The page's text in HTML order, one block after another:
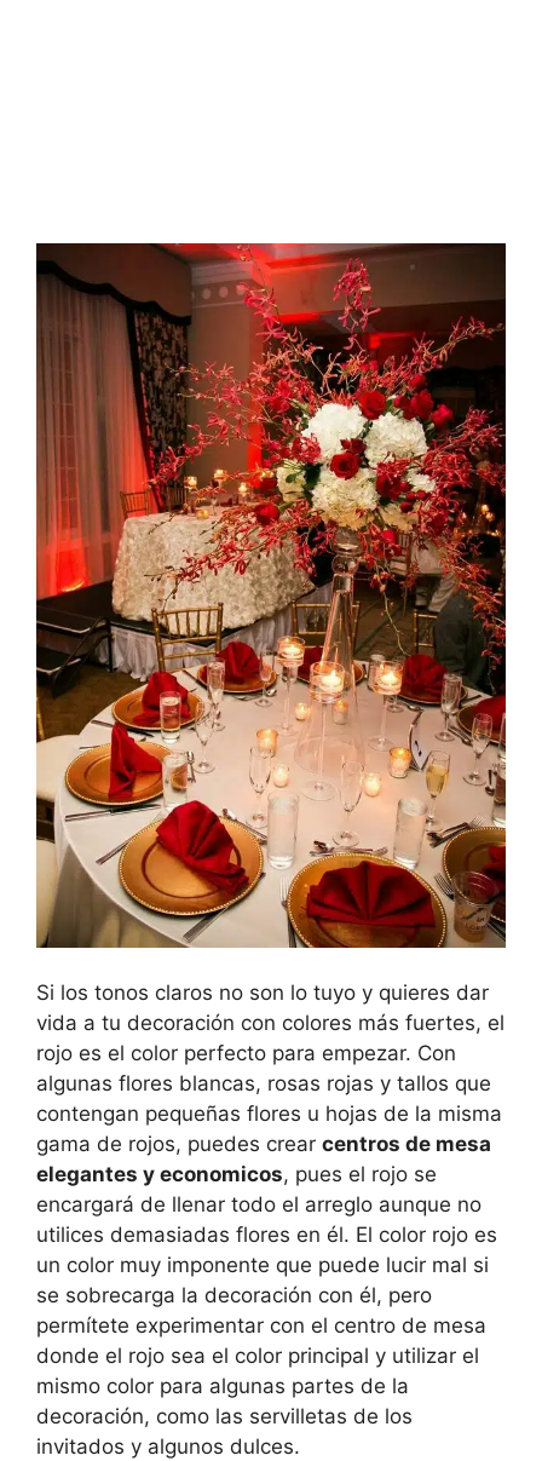
Si los tonos claros no son lo tuyo y quieres dar
vida a tu decoración con colores más fuertes, el
rojo es el color perfecto para empezar. Con
algunas flores blancas, rosas rojas y tallos que
contengan pequeñas flores u hojas de la misma
gama de rojos, puedes crear centros de mesa
elegantes y economicos, pues el rojo se
encargará de llenar todo el arreglo aunque no
utilices demasiadas flores en él. El color rojo es
un color muy imponente que puede lucir mal si
se sobrecarga la decoración con él, pero
permítete experimentar con el centro de mesa
donde el rojo sea el color principal y utilizar el
mismo color para algunas partes de la
decoración, como las servilletas de los
invitados y algunos dulces.